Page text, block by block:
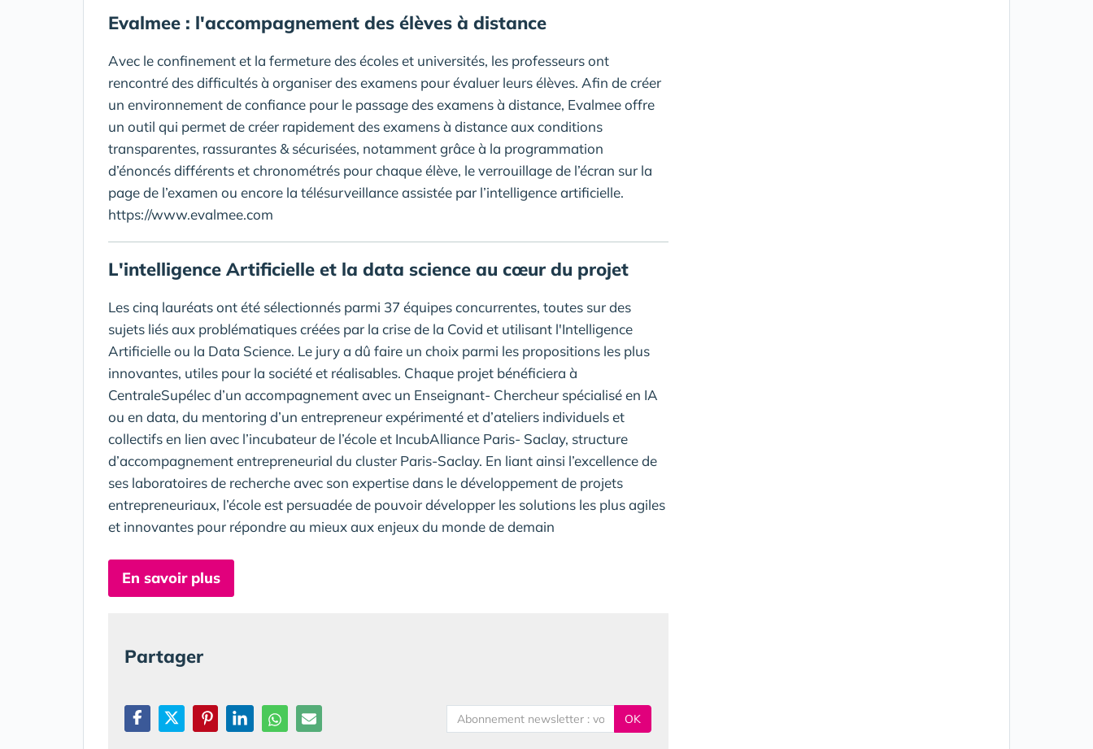
Evalmee : l'accompagnement des élèves à distance
Avec le confinement et la fermeture des écoles et universités, les professeurs ont
rencontré des difficultés à organiser des examens pour évaluer leurs élèves. Afin de créer
un environnement de confiance pour le passage des examens à distance, Evalmee offre
un outil qui permet de créer rapidement des examens à distance aux conditions
transparentes, rassurantes & sécurisées, notamment grâce à la programmation
d’énoncés différents et chronométrés pour chaque élève, le verrouillage de l’écran sur la
page de l’examen ou encore la télésurveillance assistée par l’intelligence artificielle.
https://www.evalmee.com
L'intelligence Artificielle et la data science au cœur du projet
Les cinq lauréats ont été sélectionnés parmi 37 équipes concurrentes, toutes sur des
sujets liés aux problématiques créées par la crise de la Covid et utilisant l'Intelligence
Artificielle ou la Data Science. Le jury a dû faire un choix parmi les propositions les plus
innovantes, utiles pour la société et réalisables. Chaque projet bénéficiera à
CentraleSupélec d’un accompagnement avec un Enseignant- Chercheur spécialisé en IA
ou en data, du mentoring d’un entrepreneur expérimenté et d’ateliers individuels et
collectifs en lien avec l’incubateur de l’école et IncubAlliance Paris- Saclay, structure
d’accompagnement entrepreneurial du cluster Paris-Saclay. En liant ainsi l’excellence de
ses laboratoires de recherche avec son expertise dans le développement de projets
entrepreneuriaux, l’école est persuadée de pouvoir développer les solutions les plus agiles
et innovantes pour répondre au mieux aux enjeux du monde de demain
En savoir plus
Partager
OK